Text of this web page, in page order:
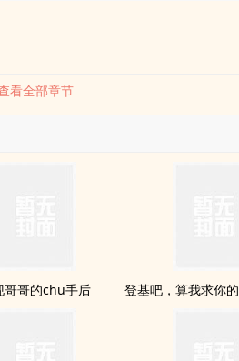
看全部章节
哥哥的chu手后